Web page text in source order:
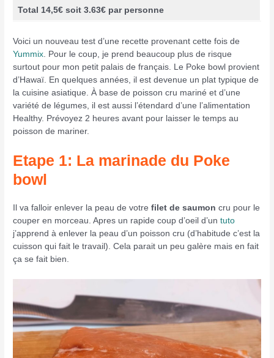
Total 14,5€ soit 3.63€ par personne
Voici un nouveau test d’une recette provenant cette fois de
Yummix. Pour le coup, je prend beaucoup plus de risque
surtout pour mon petit palais de français. Le Poke bowl provient
d’Hawaï. En quelques années, il est devenue un plat typique de
la cuisine asiatique. À base de poisson cru mariné et d’une
variété de légumes, il est aussi l’étendard d’une l’alimentation
Healthy. Prévoyez 2 heures avant pour laisser le temps au
poisson de mariner.
Etape 1: La marinade du Poke
bowl
Il va falloir enlever la peau de votrefilet de saumon cru pour le
couper en morceau. Apres un rapide coup d’oeil d’untuto
j’apprend à enlever la peau d’un poisson cru (d’habitude c’est la
cuisson qui fait le travail). Cela parait un peu galère mais en fait
ça se fait bien.